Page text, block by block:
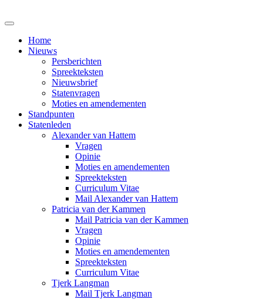
Home
Nieuws
Persberichten
Spreekteksten
Nieuwsbrief
Statenvragen
Moties en amendementen
Standpunten
Statenleden
Alexander van Hattem
Vragen
Opinie
Moties en amendementen
Spreekteksten
Curriculum Vitae
Mail Alexander van Hattem
Patricia van der Kammen
Mail Patricia van der Kammen
Vragen
Opinie
Moties en amendementen
Spreekteksten
Curriculum Vitae
Tjerk Langman
Mail Tjerk Langman